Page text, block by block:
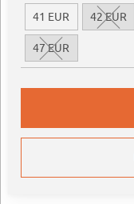
41 EUR 42 EUR
47 EUR